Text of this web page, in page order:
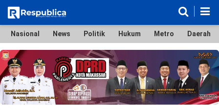
Nasional
News
Politik
Hukum
Metro
Daerah
Ekonomi & Bisnis
Lifestyle
Otomotif
Bola & Sport
Edukasi
Tokoh
Hiburan
Nasional News Politik Hukum Metro Daerah